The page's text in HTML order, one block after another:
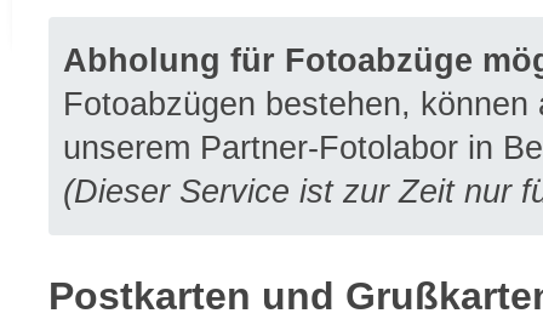
Abholung für Fotoabzüge
Fotoabzügen bestehen,
unserem Partner-Fotolabor in
(Dieser Service ist zur Zeit nur
Postkarten und